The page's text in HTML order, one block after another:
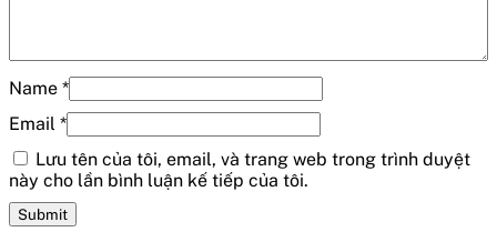
Name *
Email *
Lưu tên của tôi, email, và trang web trong trình duyệt
này cho lần bình luận kế tiếp của tôi.